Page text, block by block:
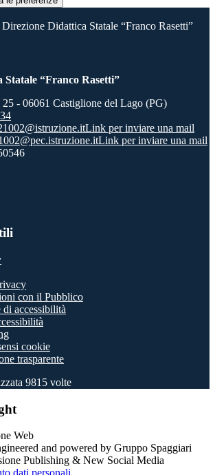
Direzione Didattica Statale “Franco Rasetti”
“Franco Rasetti”
- 06061 Castiglione del Lago (PG)
Link per inviare una mail
Link per inviare una mail
con il Pubblico
accessibilità
cookie
trasparente
9815 volte
and powered by Gruppo Spaggiari
Publishing & New Social Media